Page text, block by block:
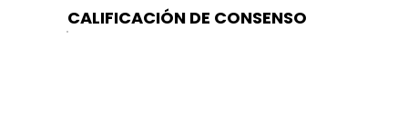
CALIFICACIÓN DE CONSENSO